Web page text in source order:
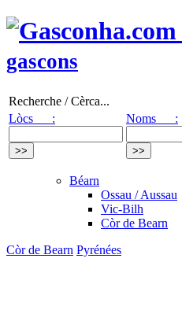
gascons
Recherche / Cèrca...
Lòcs :
Noms :
Béarn
Ossau / Aussau
Vic-Bilh
Còr de Bearn
Còr de Bearn Pyrénées